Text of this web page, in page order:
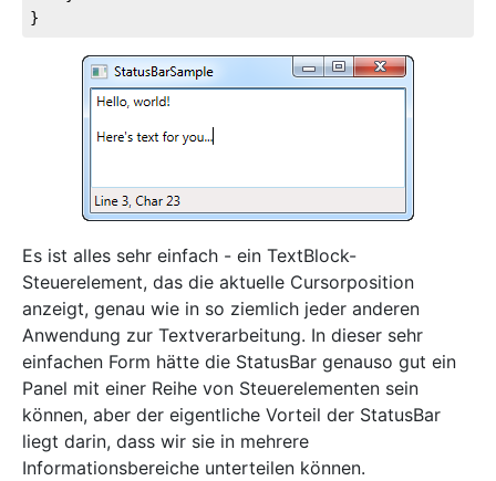
}
Es ist alles sehr einfach - ein TextBlock-
Steuerelement, das die aktuelle Cursorposition
anzeigt, genau wie in so ziemlich jeder anderen
Anwendung zur Textverarbeitung. In dieser sehr
einfachen Form hätte die StatusBar genauso gut ein
Panel mit einer Reihe von Steuerelementen sein
können, aber der eigentliche Vorteil der StatusBar
liegt darin, dass wir sie in mehrere
Informationsbereiche unterteilen können.